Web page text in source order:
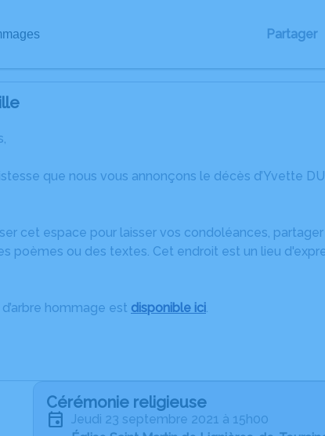
Partager
que nous vous annonçons le décès d’Yvette
cet espace pour laisser vos condoléances,
poèmes ou des textes. Cet endroit est un lieu
hommage est disponible ici.
Cérémonie religieuse
jeudi 23 septembre 2021 à 15h00